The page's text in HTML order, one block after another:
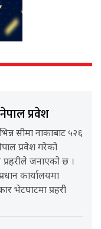
प्रवेश
सीमा नाकाबाट ५२६
प्रवेश गरेको
जनाएको छ ।
कार्यालयमा
भेटघाटमा प्रहरी